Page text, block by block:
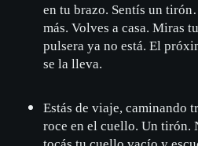
en tu brazo. Sentís un
más. Volves a casa. Miras
pulsera ya no está. El
se la lleva.
Estás de viaje, caminando
roce en el cuello. Un tirón.